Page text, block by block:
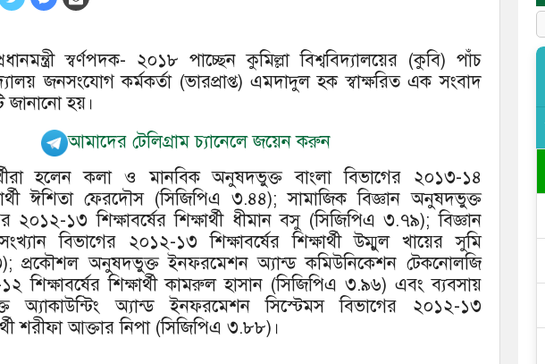
স্বর্ণপদক- ২০১৮ পাচ্ছেন কুমিল্লা বিশ্ববিদ্যালয়ের (কুবি) পাঁচ
জনসংযোগ কর্মকর্তা (ভারপ্রাপ্ত) এমদাদুল হক স্বাক্ষরিত এক সংবাদ
জানানো হয়।
আমাদের টেলিগ্রাম চ্যানেলে জয়েন করুন
হলেন কলা ও মানবিক অনুষদভুক্ত বাংলা বিভাগের ২০১৩-১৪
ঈশিতা ফেরদৌস (সিজিপিএ ৩.৪৪); সামাজিক বিজ্ঞান অনুষদভুক্ত
২০১২-১৩ শিক্ষাবর্ষের শিক্ষার্থী ধীমান বসু (সিজিপিএ ৩.৭৯); বিজ্ঞান
বিভাগের ২০১২-১৩ শিক্ষাবর্ষের শিক্ষার্থী উম্মুল খায়ের সুমি
প্রকৌশল অনুষদভুক্ত ইনফরমেশন অ্যান্ড কমিউনিকেশন টেকনোলজি
শিক্ষাবর্ষের শিক্ষার্থী কামরুল হাসান (সিজিপিএ ৩.৯৬) এবং ব্যবসায়
অ্যাকাউন্টিং অ্যান্ড ইনফরমেশন সিস্টেমস বিভাগের ২০১২-১৩
শরীফা আক্তার নিপা (সিজিপিএ ৩.৮৮)।